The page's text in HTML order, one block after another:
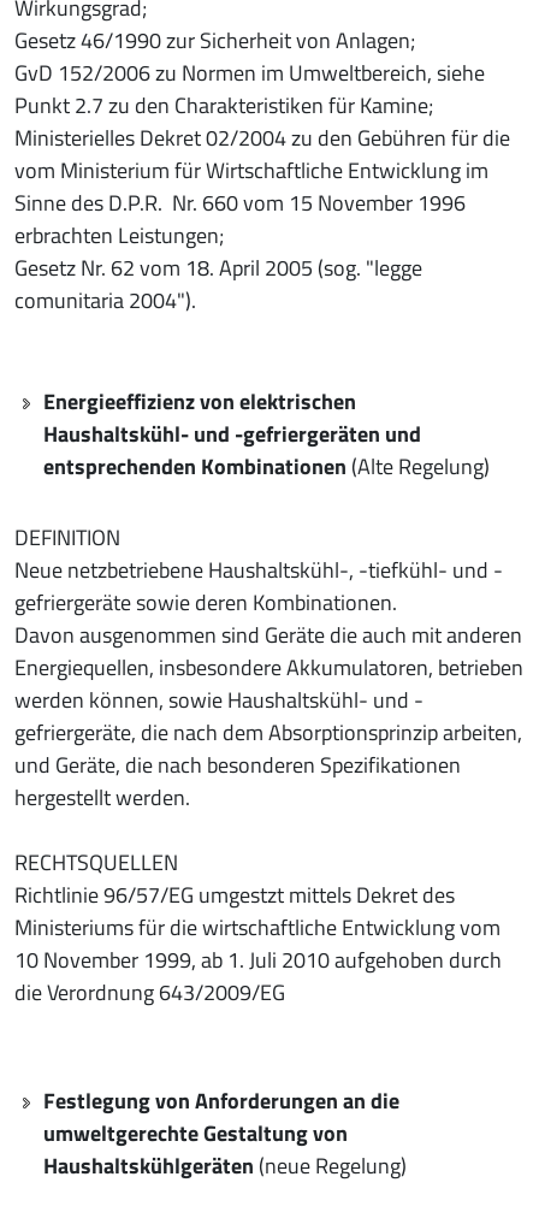
Wirkungsgrad;
Gesetz 46/1990 zur Sicherheit von Anlagen;
GvD 152/2006 zu Normen im Umweltbereich, siehe
Punkt 2.7 zu den Charakteristiken für Kamine;
Ministerielles Dekret 02/2004 zu den Gebühren für die
vom Ministerium für Wirtschaftliche Entwicklung im
Sinne des D.P.R. Nr. 660 vom 15 November 1996
erbrachten Leistungen;
Gesetz Nr. 62 vom 18. April 2005 (sog. "legge
comunitaria 2004").
Energieeffizienz von elektrischen
Haushaltskühl- und -gefriergeräten und
entsprechenden Kombinationen (Alte Regelung)
DEFINITION
Neue netzbetriebene Haushaltskühl-, -tiefkühl- und -
gefriergeräte sowie deren Kombinationen.
Davon ausgenommen sind Geräte die auch mit anderen
Energiequellen, insbesondere Akkumulatoren, betrieben
werden können, sowie Haushaltskühl- und -
gefriergeräte, die nach dem Absorptionsprinzip arbeiten,
und Geräte, die nach besonderen Spezifikationen
hergestellt werden.
RECHTSQUELLEN
Richtlinie 96/57/EG umgestzt mittels Dekret des
Ministeriums für die wirtschaftliche Entwicklung vom
10 November 1999, ab 1. Juli 2010 aufgehoben durch
die Verordnung 643/2009/EG
Festlegung von Anforderungen an die
umweltgerechte Gestaltung von
Haushaltskühlgeräten (neue Regelung)